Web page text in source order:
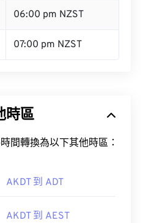
06:00 pm NZST
07:00 pm NZST
時區
間轉換為以下其他時區：
AKDT 到 ADT
AKDT 到 AEST